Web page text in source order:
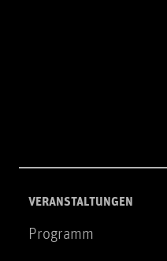
VERANSTALTUNGEN
Programm